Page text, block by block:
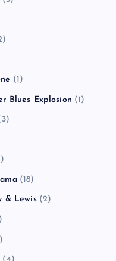
(1)
Blues Explosion (1)
(18)
& Lewis(2)